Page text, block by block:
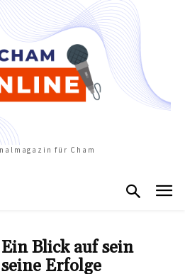
für Cham
Blick auf sein
Erfolge